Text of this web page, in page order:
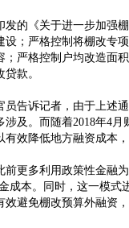
发的《关于进一步加强
；严格控制将棚改专
；严格控制户均改造面
款。
员告诉记者，由于上述
涉及。而随着2018年4
效降低地方融资成本
前更多利用政策性金融
成本。同时，这一模
避免棚改预算外融资